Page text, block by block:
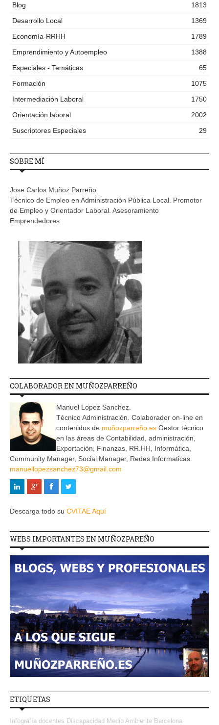
Blog
1813
Desarrollo Local
1369
Economía-RRHH
1789
Emprendimiento y Autoempleo
1388
Especiales - Temáticas
65
Formación
1075
Intermediación Laboral
1750
Orientación laboral
2002
Suscriptores Especiales
29
SOBRE MÍ
Jose Carlos Muñoz Parreño
Técnico de Empleo en Administración Pública Local. Promotor
de Empleo y Orientador Laboral. Asesoramiento
Emprendedores
COLABORADOR EN MUÑOZPARREÑO
Manuel Lopez Sanchez.
Técnico Administración. Colaborador on-line en
contenidos de muñozparreño.es Gestor técnico
en las áreas de Contabilidad, administración,
Exportación, Finanzas, RR.HH, Informática,
Community Manager, Social Manager, Redes Informaticas.
manuellopezsanchez73@gmail.com
Descarga todo su CVITAE Aquí
WEBS IMPORTANTES EN MUÑOZPAREÑO
ETIQUETAS
Infografía docentes Discapacidad Medio Ambiente Barcelona